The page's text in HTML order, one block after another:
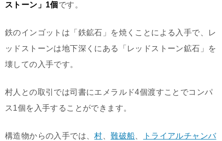
ストーン」1個 です。
鉄のインゴットは「鉄鉱石」を焼くことによる入手で、レ
ッドストーンは地下深くにある「レッドストーン鉱石」を
壊しての入手です。
村人との取引では司書にエメラルド4個渡すことでコンパ
ス1個を入手することができます。
構造物からの入手では、村、難破船、 トライアルチャンバ